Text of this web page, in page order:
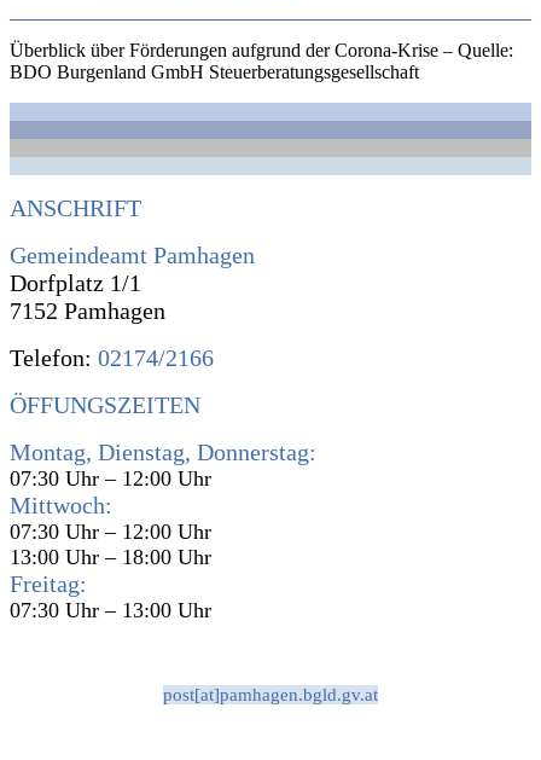
Überblick über Förderungen aufgrund der Corona-Krise – Quelle:
BDO Burgenland GmbH Steuerberatungsgesellschaft
ANSCHRIFT
Gemeindeamt Pamhagen
Dorfplatz 1/1
7152 Pamhagen
Telefon: 02174/2166
ÖFFUNGSZEITEN
Montag, Dienstag, Donnerstag:
07:30 Uhr – 12:00 Uhr
Mittwoch:
07:30 Uhr – 12:00 Uhr
13:00 Uhr – 18:00 Uhr
Freitag:
07:30 Uhr – 13:00 Uhr
post[at]pamhagen.bgld.gv.at